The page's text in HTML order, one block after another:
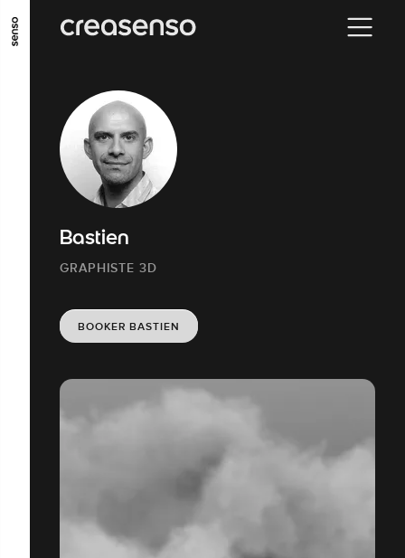
ALLER AU CONTENU PRINCIPAL
ALLER EN BAS DE PAGE
Bastien
GRAPHISTE 3D
BOOKER BASTIEN